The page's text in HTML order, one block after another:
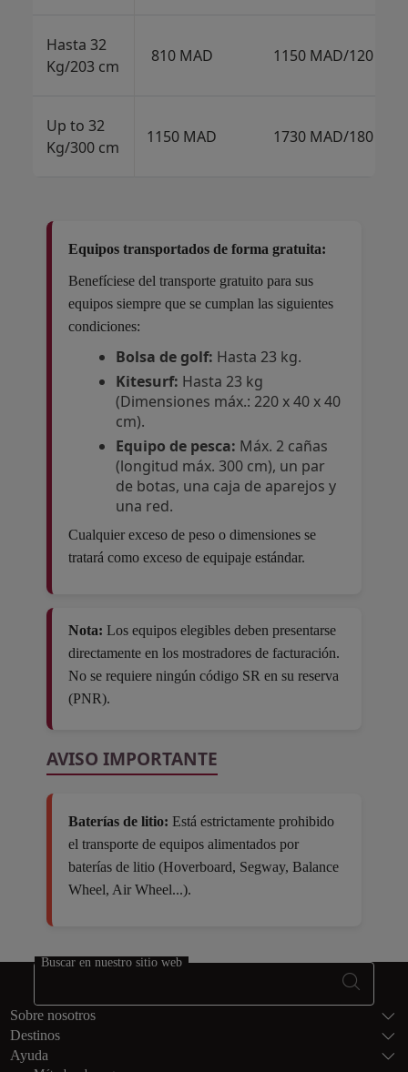
Hasta 32
Kg/203 cm
810 MAD 1150 MAD/120 €
Up to 32
Kg/300 cm
1150 MAD 1730 MAD/180 €
Equipos transportados de forma gratuita:
Benefíciese del transporte gratuito para sus
equipos siempre que se cumplan las siguientes
condiciones:
Bolsa de golf: Hasta 23 kg.
Kitesurf: Hasta 23 kg
(Dimensiones máx.: 220 x 40 x 40
cm).
Equipo de pesca: Máx. 2 cañas
(longitud máx. 300 cm), un par
de botas, una caja de aparejos y
una red.
Cualquier exceso de peso o dimensiones se
tratará como exceso de equipaje estándar.
Nota: Los equipos elegibles deben presentarse
directamente en los mostradores de facturación.
No se requiere ningún código SR en su reserva
(PNR).
AVISO IMPORTANTE
Baterías de litio: Está estrictamente prohibido
el transporte de equipos alimentados por
baterías de litio (Hoverboard, Segway, Balance
Wheel, Air Wheel...).
Footer Mapa
Buscar en nuestro sitio web
Sobre nosotros
Destinos
Ayuda